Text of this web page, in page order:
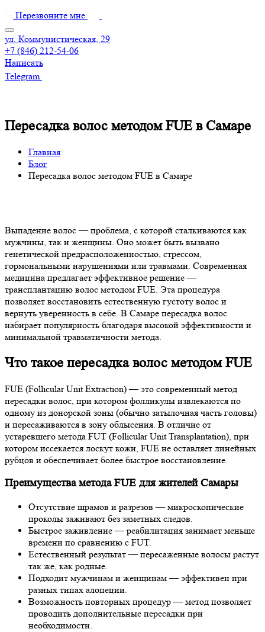
Перезвоните мне
ул. Коммунистическая, 29
+7 (846) 212-54-06
Написать
Telegram
Пересадка волос методом FUE в Самаре
Главная
Блог
Пересадка волос методом FUE в Самаре
Выпадение волос — проблема, с которой сталкиваются как
мужчины, так и женщины. Оно может быть вызвано
генетической предрасположенностью, стрессом,
гормональными нарушениями или травмами. Современная
медицина предлагает эффективное решение —
трансплантацию волос методом FUE. Эта процедура
позволяет восстановить естественную густоту волос и
вернуть уверенность в себе. В Самаре пересадка волос
набирает популярность благодаря высокой эффективности и
минимальной травматичности метода.
Что такое пересадка волос методом FUE
FUE (Follicular Unit Extraction) — это современный метод
пересадки волос, при котором фолликулы извлекаются по
одному из донорской зоны (обычно затылочная часть головы)
и пересаживаются в зону облысения. В отличие от
устаревшего метода FUT (Follicular Unit Transplantation), при
котором иссекается лоскут кожи, FUE не оставляет линейных
рубцов и обеспечивает более быстрое восстановление.
Преимущества метода FUE для жителей Самары
Отсутствие шрамов и разрезов — микроскопические
проколы заживают без заметных следов.
Быстрое заживление — реабилитация занимает меньше
времени по сравнению с FUT.
Естественный результат — пересаженные волосы растут
так же, как родные.
Подходит мужчинам и женщинам — эффективен при
разных типах алопеции.
Возможность повторных процедур — метод позволяет
проводить дополнительные пересадки при
необходимости.